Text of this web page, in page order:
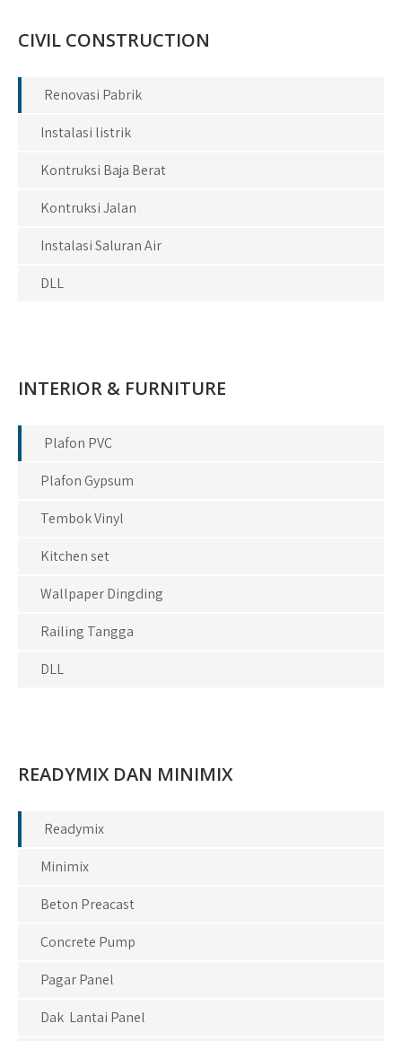
CIVIL CONSTRUCTION
Renovasi Pabrik
Instalasi listrik
Kontruksi Baja Berat
Kontruksi Jalan
Instalasi Saluran Air
DLL
INTERIOR & FURNITURE
Plafon PVC
Plafon Gypsum
Tembok Vinyl
Kitchen set
Wallpaper Dingding
Railing Tangga
DLL
READYMIX DAN MINIMIX
Readymix
Minimix
Beton Preacast
Concrete Pump
Pagar Panel
Dak Lantai Panel